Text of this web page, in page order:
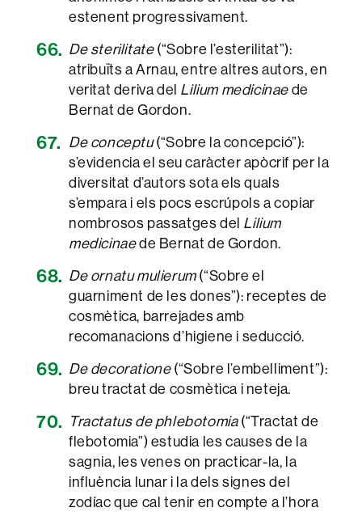
estenent progressivament.
De sterilitate(“Sobre l’esterilitat”):
atribuïts a Arnau, entre altres autors, en
veritat deriva del Lilium medicinaede
Bernat de Gordon.
De conceptu(“Sobre la concepció”):
s’evidencia el seu caràcter apòcrif per la
diversitat d’autors sota els quals
s’empara i els pocs escrúpols a copiar
nombrosos passatges del Lilium
medicinaede Bernat de Gordon.
De ornatu mulierum(“Sobre el
guarniment de les dones”): receptes de
cosmètica, barrejades amb
recomanacions d’higiene i seducció.
De decoratione(“Sobre l’embelliment”):
breu tractat de cosmètica i neteja.
Tractatus de phlebotomia(“Tractat de
flebotomia”) estudia les causes de la
sagnia, les venes on practicar-la, la
influència lunar i la dels signes del
zodíac que cal tenir en compte a l’hora